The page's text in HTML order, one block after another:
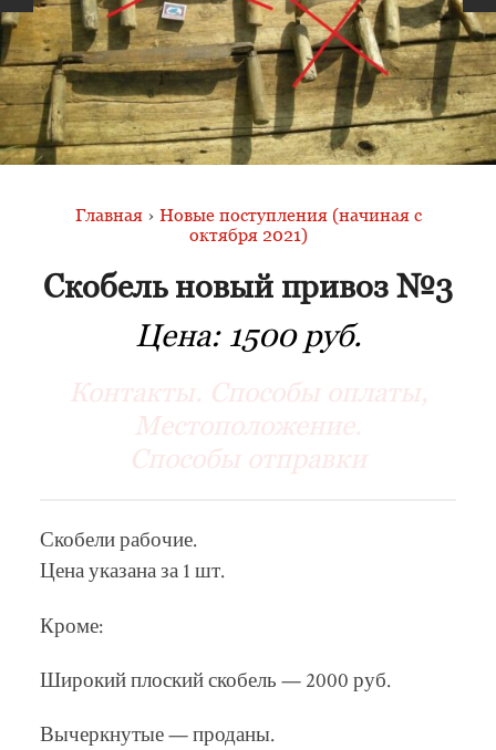
Главная › Новые поступления (начиная с
октября 2021)
Скобель новый привоз №3
Цена: 1500 руб.
Контакты. Способы оплаты,
Местоположение.
Способы отправки
Скобели рабочие.
Цена указана за 1 шт.
Кроме:
Широкий плоский скобель — 2000 руб.
Вычеркнутые — проданы.